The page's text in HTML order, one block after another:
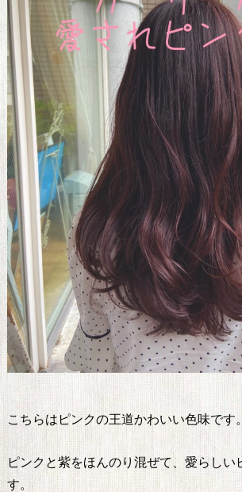
こちらはピンクの王道かわいい色味です。
ピンクと紫をほんのり混ぜて、愛らしい
す。